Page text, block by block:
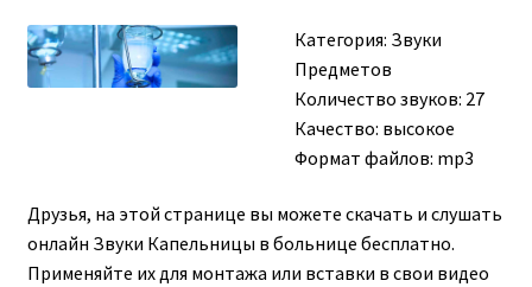
Категория: Звуки
Предметов
Количество звуков: 27
Качество: высокое
Формат файлов: mp3
Друзья, на этой странице вы можете скачать и слушать
онлайн Звуки Капельницы в больнице бесплатно.
Применяйте их для монтажа или вставки в свои видео